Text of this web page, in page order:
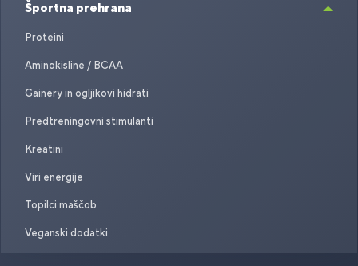
Športna prehrana
Proteini
Aminokisline / BCAA
Gainery in ogljikovi hidrati
Predtreningovni stimulanti
Kreatini
Viri energije
Topilci maščob
Veganski dodatki